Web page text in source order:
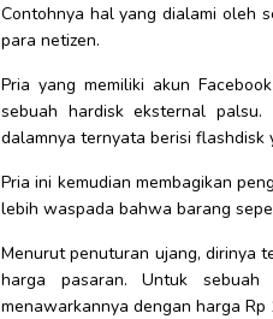
Contohnya hal yang dialami oleh
para netizen.
Pria yang memiliki akun
sebuah hardisk eksternal
dalamnya ternyata berisi flashdisk
Pria ini kemudian membagikan
lebih waspada bahwa barang
Menurut penuturan ujang, dirinya
harga pasaran. Untuk
menawarkannya dengan harga Rp